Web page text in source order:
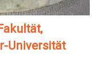
Universität